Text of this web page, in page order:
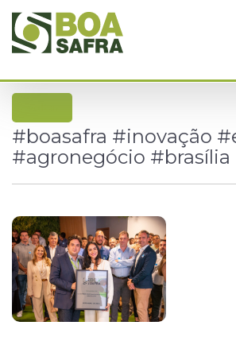
#boasafra #inovação
#agronegócio #brasília